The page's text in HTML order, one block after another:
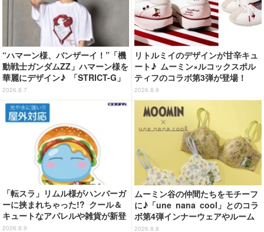
“ハマーン様、バンザーイ！”「機
動戦士ガンダムZZ」ハマーン様を
華麗にデザイン♪ 「STRICT-G」
Tシャツなどミニコレクション登
場
2026.8.7
リトルミイのデザインが甘辛キュ
ート♪ ムーミン×ルコックスポル
ティフのコラボ第3弾が登場！
2026.8.9
「転スラ」リムル様がハンバーガ
ーに挟まれちゃった!? クール＆
キュートなアパレルや雑貨が新登
場！【COSPA】
2026.8.9
ムーミン谷の仲間たちをモチーフ
に♪「une nana cool」とのコラ
ボ第4弾インナーウェアやルーム
ウェアが登場！
2026.8.8